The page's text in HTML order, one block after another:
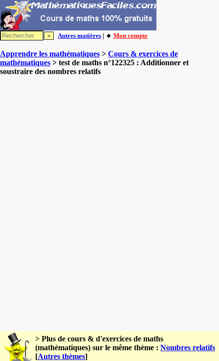
Autres matières | 🔸 Mon compte
Apprendre les mathématiques > Cours & exercices de
mathématiques > test de maths n°122325 : Additionner et
soustraire des nombres relatifs
> Plus de cours & d'exercices de maths
(mathématiques) sur le même thème : Nombres relatifs
[Autres thèmes]